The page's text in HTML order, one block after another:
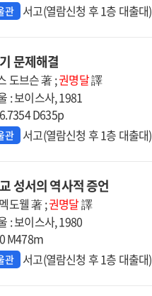
관 서고(열람신청 후 1층 대출대)
문제해결
도브슨 著 ;권명달譯
: 보이스사, 1981
D635p
관 서고(열람신청 후 1층 대출대)
성서의 역사적 증언
도웰 著 ;권명달譯
: 보이스사, 1980
M478m
관 서고(열람신청 후 1층 대출대)